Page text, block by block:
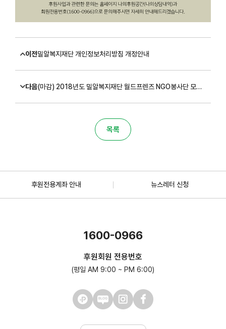
이전밀알복지재단 개인정보처리방침 개정안내
다음 (마감) 2018년도 밀알복지재단 월드프렌즈 NGO봉사단 모집 공고(~7/5)
목록
후원전용계좌 안내 뉴스레터 신청
1600-0966
후원회원 전용번호
(평일 AM 9:00 ~ PM 6:00)